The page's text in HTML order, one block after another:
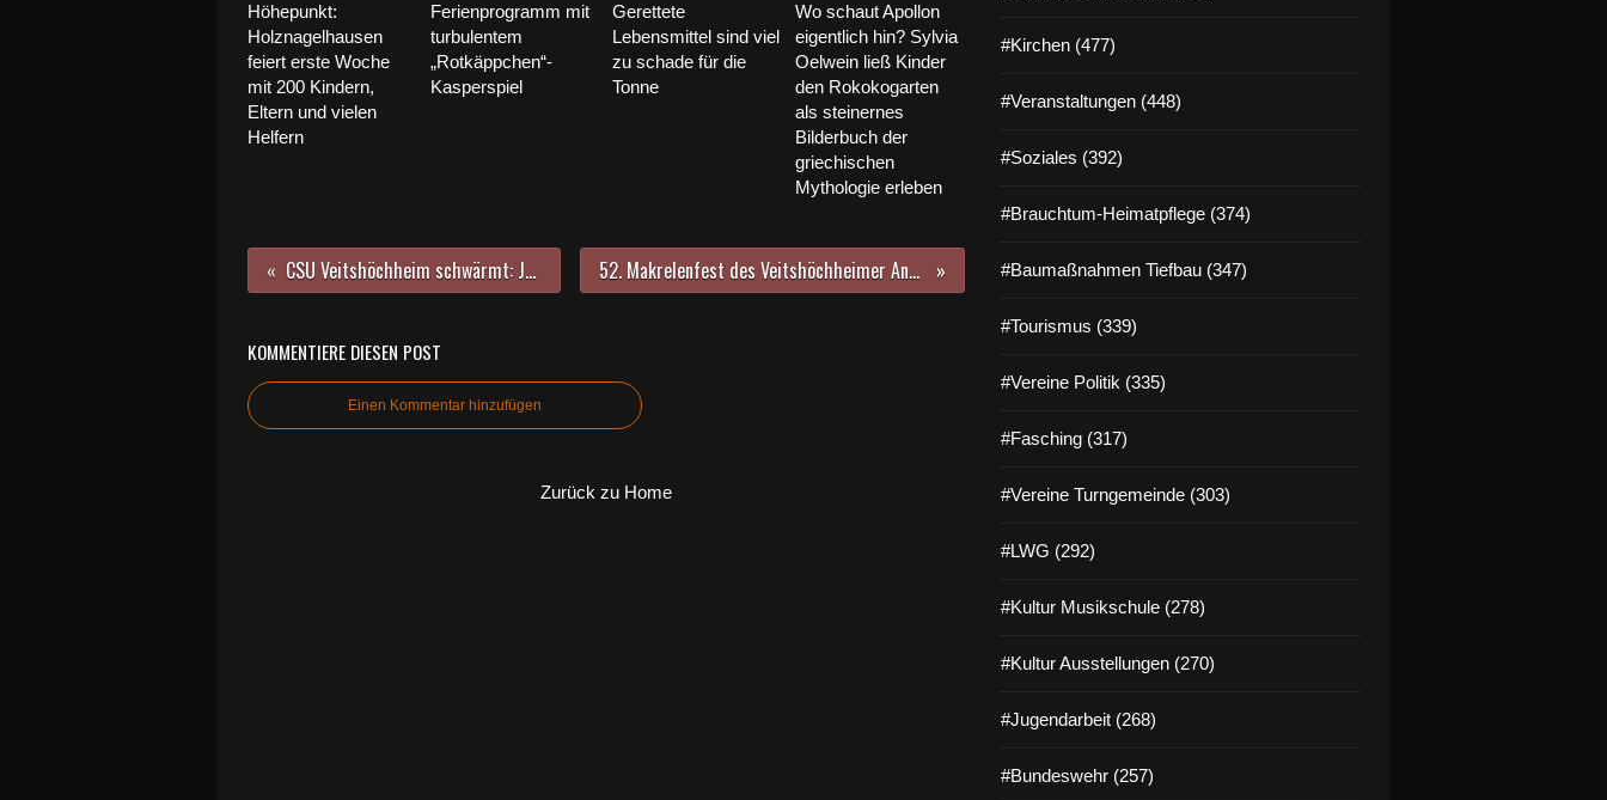
Höhepunkt:
Holznagelhausen
feiert erste Woche
mit 200 Kindern,
Eltern und vielen
Helfern
Ferienprogramm mit
turbulentem
„Rotkäppchen“-
Kasperspiel
Gerettete
Lebensmittel sind viel
zu schade für die
Tonne
Wo schaut Apollon
eigentlich hin? Sylvia
Oelwein ließ Kinder
den Rokokogarten
als steinernes
Bilderbuch der
griechischen
Mythologie erleben
CSU Veitshöchheim schwärmt: Johannisfeuer 2014 ein großer Erfolg 52. Makrelenfest des Veitshöchheimer Anglervereins lockte Tausende von Besuchern an
KOMMENTIERE DIESEN POST
Einen Kommentar hinzufügen
Zurück zu Home
#Kirchen (477)
#Veranstaltungen (448)
#Soziales (392)
#Brauchtum-Heimatpflege (374)
#Baumaßnahmen Tiefbau (347)
#Tourismus (339)
#Vereine Politik (335)
#Fasching (317)
#Vereine Turngemeinde (303)
#LWG (292)
#Kultur Musikschule (278)
#Kultur Ausstellungen (270)
#Jugendarbeit (268)
#Bundeswehr (257)